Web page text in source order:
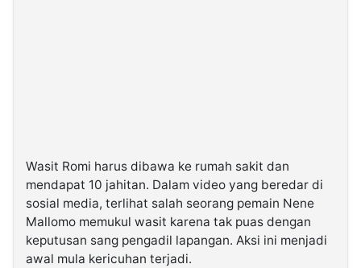
Wasit Romi harus dibawa ke rumah sakit dan
mendapat 10 jahitan. Dalam video yang beredar di
sosial media, terlihat salah seorang pemain Nene
Mallomo memukul wasit karena tak puas dengan
keputusan sang pengadil lapangan. Aksi ini menjadi
awal mula kericuhan terjadi.